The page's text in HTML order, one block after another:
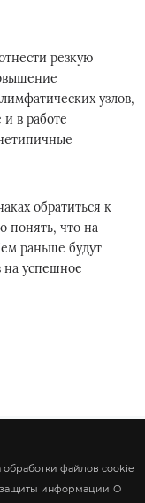
резкую
узлов,
в работе
обратиться к
понять, что на
раньше будут
успешное
обработки файлов cookie
информации О